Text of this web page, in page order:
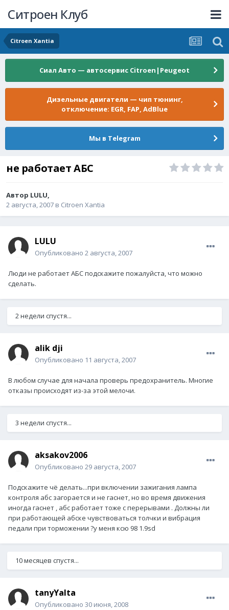
Ситроен Клуб
Citroen Xantia
Сиал Авто — автосервис Citroen|Peugeot
Дизельные двигатели — чип тюнинг,
отключение: EGR, FAP, AdBlue
Мы в Telegram
не работает АБС
Автор LULU,
2 августа, 2007 в Citroen Xantia
LULU
Опубликовано 2 августа, 2007
Люди не работает АБС подскажите пожалуйста, что можно
сделать.
2 недели спустя...
alik dji
Опубликовано 11 августа, 2007
В любом случае для начала проверь предохранитель. Многие
отказы происходят из-за этой мелочи.
3 недели спустя...
aksakov2006
Опубликовано 29 августа, 2007
Подскажите чё делать...при включении зажигания лампа
контроля абс загорается и не гаснет, но во время движения
иногда гаснет , абс работает тоже с перерывами . Должны ли
при работающей абске чувствоваться толчки и вибрация
педали при торможении ?у меня ксю 98 1.9sd
10 месяцев спустя...
tanyYalta
Опубликовано 30 июня, 2008